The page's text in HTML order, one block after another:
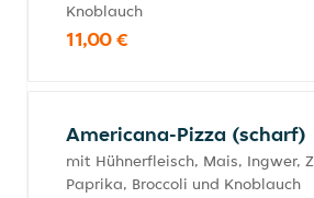
Knoblauch
11,00 €
Americana-Pizza (scharf)
mit Hühnerfleisch, Mais, Ingwer,
Paprika, Broccoli und Knoblauch